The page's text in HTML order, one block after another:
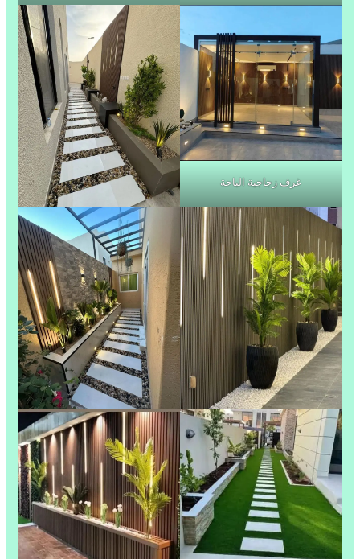
غرف زجاجية الباحة